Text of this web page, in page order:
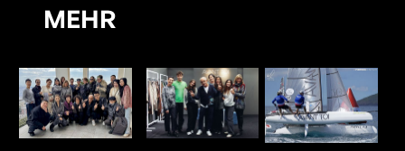
MEHR